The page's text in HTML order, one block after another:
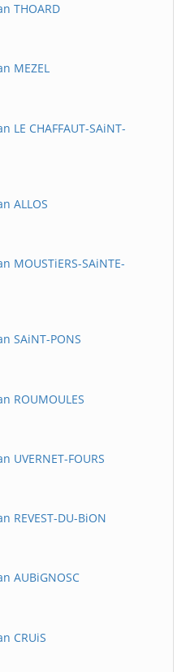
THOARD
MEZEL
CHAFFAUT-SAiNT-
ALLOS
MOUSTiERS-SAiNTE-
SAiNT-PONS
ROUMOULES
FOURS
REVEST-DU-BiON
AUBiGNOSC
CRUiS